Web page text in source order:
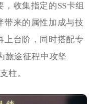
收集指定的SS卡组
带来的属性加成与技
上台阶，同时搭配专
旅途征程中攻坚
柱。